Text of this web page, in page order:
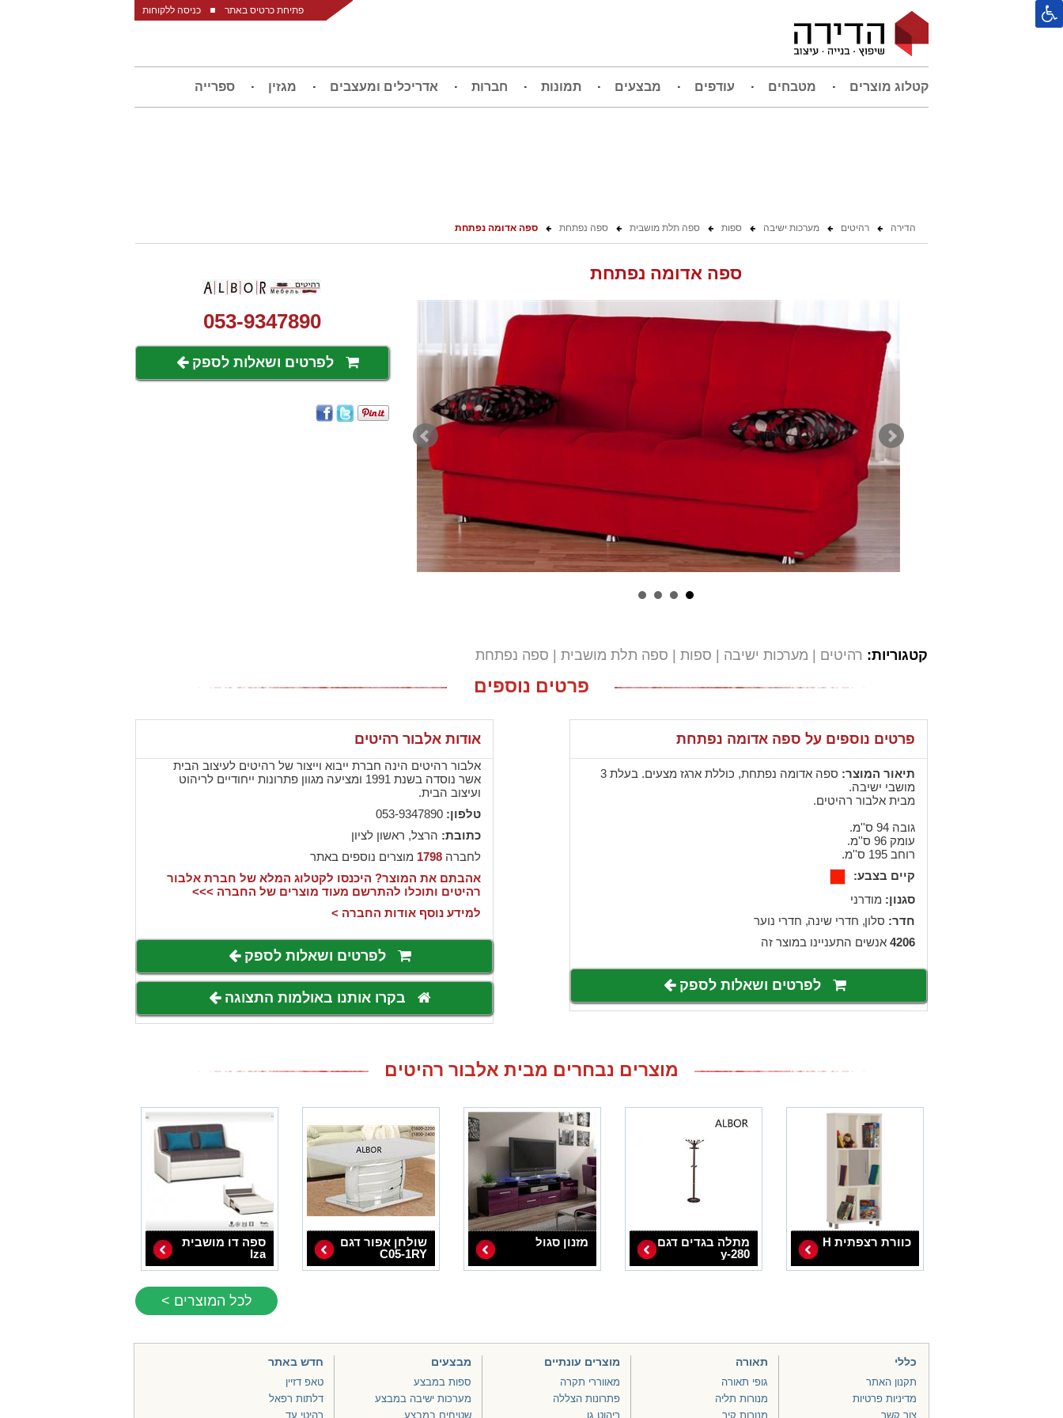
פתיחת כרטיס באתר כניסה ללקוחות
קטלוג מוצרים מטבחים עודפים מבצעים תמונות חברות אדריכלים ומעצבים מגזין ספרייה
הדירה רהיטים מערכות ישיבה ספות ספה תלת מושבית ספה נפתחת ספה אדומה נפתחת
ספה אדומה נפתחת
053-9347890
לפרטים ושאלות לספק
קטגוריות: רהיטים מערכות ישיבה ספות ספה תלת מושבית ספה נפתחת
פרטים נוספים
פרטים נוספים על ספה אדומה נפתחת
תיאור המוצר:
ספה אדומה נפתחת, כוללת ארגז מצעים. בעלת 3
מושבי ישיבה.
מבית אלבור רהיטים.
גובה 94 ס''מ.
עומק 96 ס''מ.
רוחב 195 ס''מ.
קיים בצבע:
סגנון: מודרני
חדר: סלון
, חדרי שינה
, חדרי נוער
4206 אנשים התעניינו במוצר זה
לפרטים ושאלות לספק
אודות אלבור רהיטים
אלבור רהיטים הינה חברת ייבוא וייצור של רהיטים לעיצוב הבית
אשר נוסדה בשנת 1991 ומציעה מגוון פתרונות ייחודיים לריהוט
ועיצוב הבית.
טלפון:053-9347890
כתובת: הרצל, ראשון לציון
לחברה1798 מוצרים נוספים באתר
אהבתם את המוצר? היכנסו לקטלוג המלא של חברת אלבור
רהיטים ותוכלו להתרשם מעוד מוצרים של החברה >>>
למידע נוסף אודות החברה >
לפרטים ושאלות לספק
בקרו אותנו באולמות התצוגה
מוצרים נבחרים מבית אלבור רהיטים
כוורת רצפתית H
מתלה בגדים דגם
y-280
מזנון סגול
שולחן אפור דגם
C05-1RY
ספה דו מושבית
Iza
לכל המוצרים >
כללי
תקנון האתר
מדיניות פרטיות
צור קשר
תאורה
גופי תאורה
מנורות תליה
מנורות קיר
מוצרים עונתיים
מאווררי תקרה
פתרונות הצללה
ריהוט גן
מבצעים
ספות במבצע
מערכות ישיבה במבצע
שטיחים במבצע
חדש באתר
טאפ דזיין
דלתות רפאל
רהיטי עד